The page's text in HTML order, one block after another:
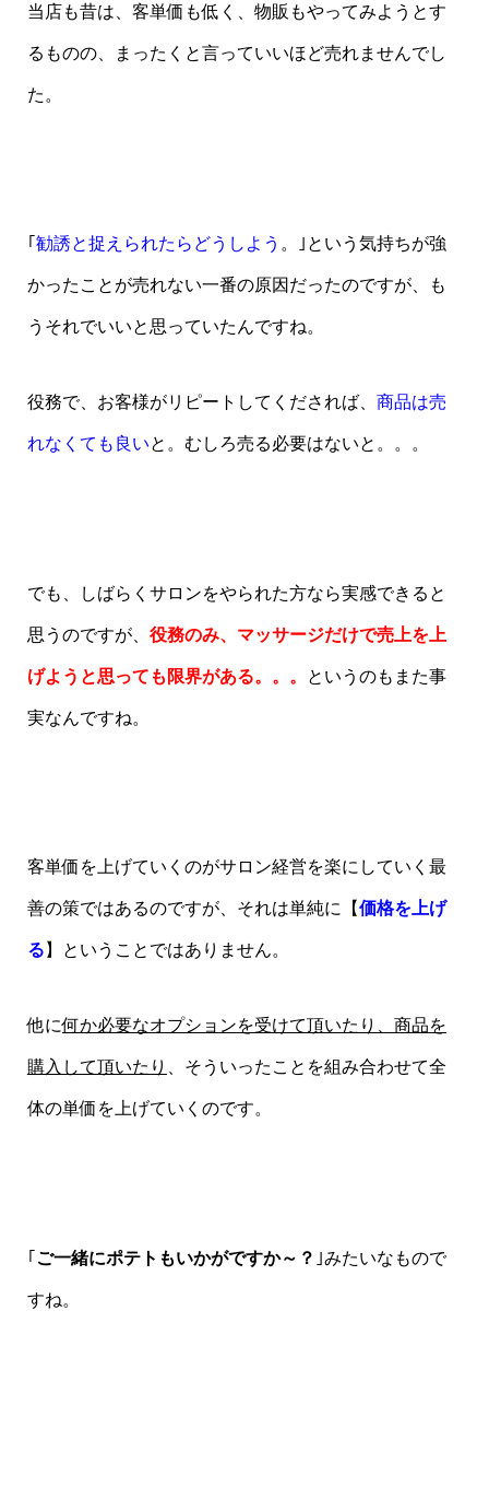
当店も昔は、 客単価も低く、物販もやってみようとす
るものの、まったくと言っていいほど売れませんでし
た。
｢ 勧誘と捉えられたらどうしよう 。｣という気持ちが強
かったことが売れない一番の原因だったのですが、も
うそれでいいと思っていたんですね。
役務で、お客様がリピートしてくだされば、 商品は売
れなくても良いと。むしろ売る必要はないと。。。
でも、しばらくサロンをやられた方なら実感できると
思うのですが、 役務のみ、マッサージだけで売上を上
げようと思っても限界がある。。。 というのもまた事
実なんですね。
客単価を上げていくのがサロン経営を楽にしていく最
善の策ではあるのですが、それは単純に【価格を上げ
る 】ということではありません。
他に何か必要なオプションを受けて頂いたり、商品を
購入して頂いたり 、そういったことを組み合わせて全
体の単価を上げていくのです。
｢ ご一緒にポテトもいかがですか～？ ｣みたいなもので
すね。